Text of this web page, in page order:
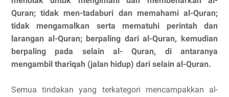
Quran; tidak men-tadaburi dan memahami al-Quran;
tidak mengamalkan serta mematuhi perintah dan
larangan al-Quran; berpaling dari al-Quran, kemudian
berpaling pada selain al- Quran, di antaranya
mengambil tharîqah (jalan hidup) dari selain al-Quran.
Semua tindakan yang terkategori mencampakkan al-